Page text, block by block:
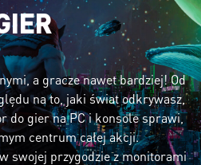
a gracze nawet bardziej! Od
na to, jaki świat odkrywasz,
do gier na PC i konsole sprawi,
centrum całej akcji.
swojej przygodzie z monitorami